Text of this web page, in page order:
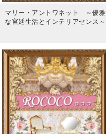
マリー・アントワネット ～優雅
な宮廷生活とインテリアセンス～